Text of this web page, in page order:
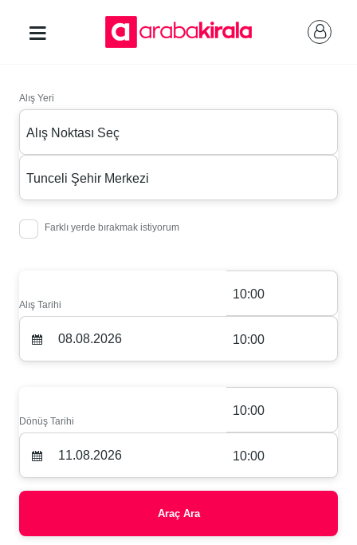
Alış Yeri
Alış Noktası Seç
Tunceli Şehir Merkezi
Farklı yerde bırakmak istiyorum
Alış Tarihi
10:00
10:00
Dönüş Tarihi
10:00
10:00
Araç Ara